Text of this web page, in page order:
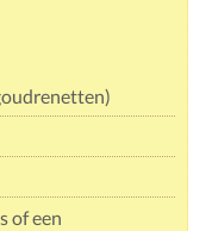
of een